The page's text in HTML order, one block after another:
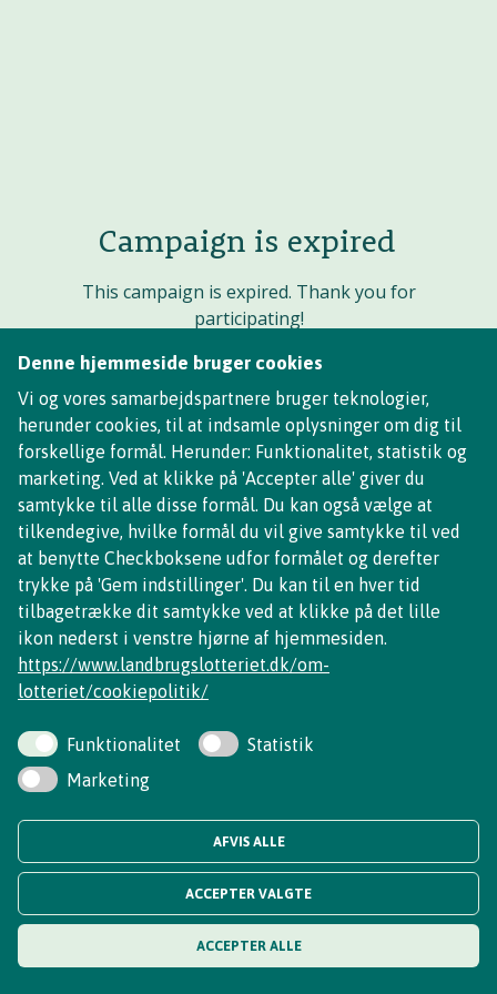
Campaign is expired
This campaign is expired. Thank you for
participating!
Facebook
Instagram
Home
© COPYRIGHT 2025 Landbrugslotteriet
Denne hjemmeside bruger cookies
Vi og vores samarbejdspartnere bruger teknologier,
herunder cookies, til at indsamle oplysninger om dig til
forskellige formål. Herunder: Funktionalitet, statistik og
marketing. Ved at klikke på 'Accepter alle' giver du
samtykke til alle disse formål. Du kan også vælge at
tilkendegive, hvilke formål du vil give samtykke til ved
at benytte Checkboksene udfor formålet og derefter
trykke på 'Gem indstillinger'. Du kan til en hver tid
tilbagetrække dit samtykke ved at klikke på det lille
ikon nederst i venstre hjørne af hjemmesiden.
https://www.landbrugslotteriet.dk/om-
lotteriet/cookiepolitik/
Funktionalitet
Statistik
Marketing
AFVIS ALLE
ACCEPTER VALGTE
ACCEPTER ALLE